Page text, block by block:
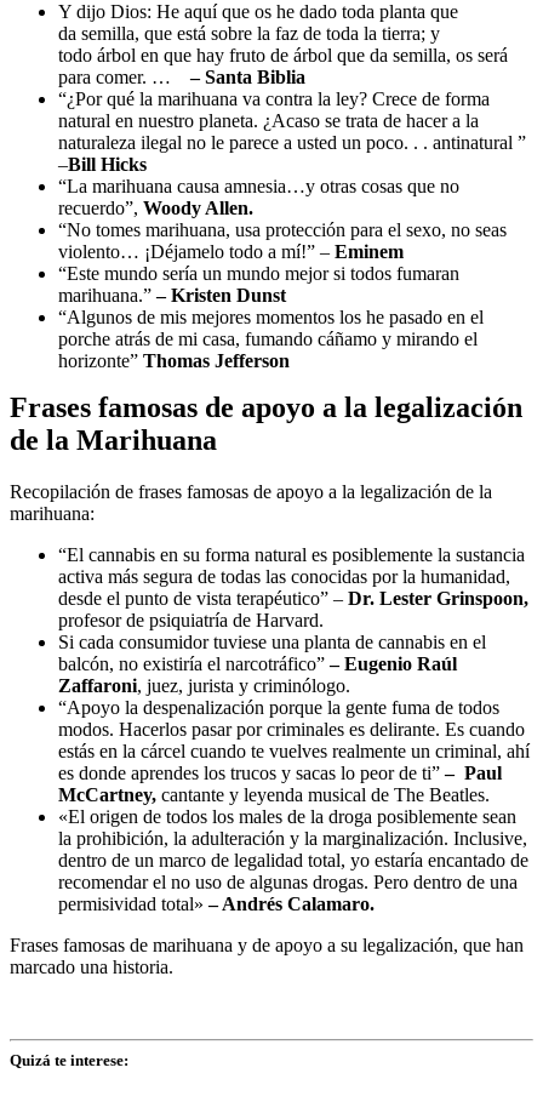
Y dijo Dios: He aquí que os he dado toda planta que
da semilla, que está sobre la faz de toda la tierra; y
todo árbol en que hay fruto de árbol que da semilla, os será
para comer. …– Santa Biblia
“¿Por qué la marihuana va contra la ley? Crece de forma
natural en nuestro planeta. ¿Acaso se trata de hacer a la
naturaleza ilegal no le parece a usted un poco. . . antinatural ”
–Bill Hicks
“La marihuana causa amnesia…y otras cosas que no
recuerdo”, Woody Allen.
“No tomes marihuana, usa protección para el sexo, no seas
violento… ¡Déjamelo todo a mí!” – Eminem
“Este mundo sería un mundo mejor si todos fumaran
marihuana.”–Kristen Dunst
“Algunos de mis mejores momentos los he pasado en el
porche atrás de mi casa, fumando cáñamo y mirando el
horizonte” Thomas Jefferson
Frases famosas de apoyo a la legalización
de la Marihuana
Recopilación de frases famosas de apoyo a la legalización de la
marihuana:
“El cannabis en su forma natural es posiblemente la sustancia
activa más segura de todas las conocidas por la humanidad,
desde el punto de vista terapéutico” – Dr. Lester Grinspoon,
profesor de psiquiatría de Harvard.
Si cada consumidor tuviese una planta de cannabis en el
balcón, no existiría el narcotráfico”–Eugenio Raúl
Zaffaroni, juez, jurista y criminólogo.
“Apoyo la despenalización porque la gente fuma de todos
modos. Hacerlos pasar por criminales es delirante. Es cuando
estás en la cárcel cuando te vuelves realmente un criminal, ahí
es donde aprendes los trucos y sacas lo peor de ti”– Paul
McCartney, cantante y leyenda musical de The Beatles.
«El origen de todos los males de la droga posiblemente sean
la prohibición, la adulteración y la marginalización. Inclusive,
dentro de un marco de legalidad total, yo estaría encantado de
recomendar el no uso de algunas drogas. Pero dentro de una
permisividad total»– Andrés Calamaro.
Frases famosas de marihuana y de apoyo a su legalización, que han
marcado una historia.
Quizá te interese: